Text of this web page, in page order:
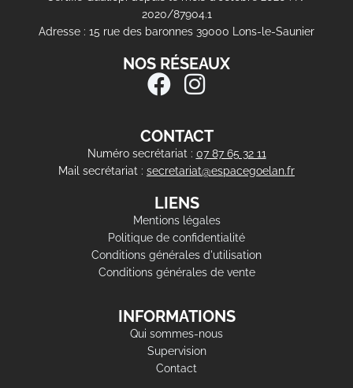
2020/87904.1
Adresse : 15 rue des baronnes 39000 Lons-le-Saunier
NOS RÉSEAUX
CONTACT
Numéro secrétariat : 07 87 65 32 11
Mail secrétariat : secretariat@espacegoelan.fr
LIENS
Mentions légales
Politique de confidentialité
Conditions générales d'utilisation
Conditions générales de vente
INFORMATIONS
Qui sommes-nous
Supervision
Contact